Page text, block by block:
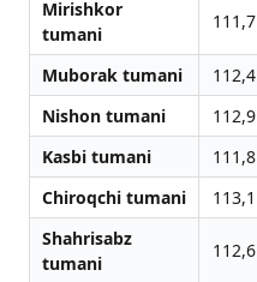
Mirishkor
tumani
111,7
Muborak tumani 112,4
Nishon tumani
112,9
Kasbi tumani
111,8
Chiroqchi tumani
113,1
Shahrisabz
tumani
112,6